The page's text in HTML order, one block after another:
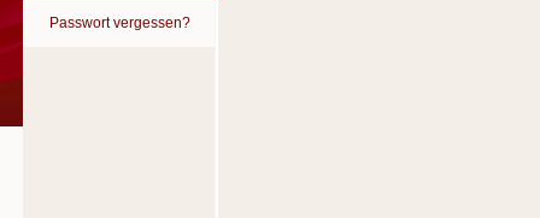
Passwort vergessen?